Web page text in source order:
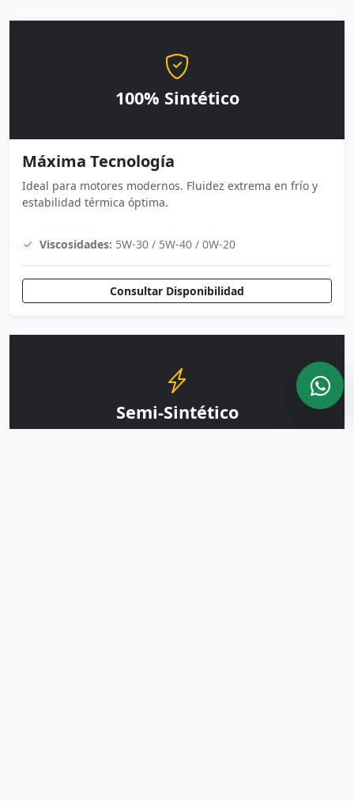
100% Sintético
Máxima Tecnología
Ideal para motores modernos. Fluidez extrema en frío y
estabilidad térmica óptima.
Viscosidades: 5W-30 / 5W-40 / 0W-20
Consultar Disponibilidad
Semi-Sintético